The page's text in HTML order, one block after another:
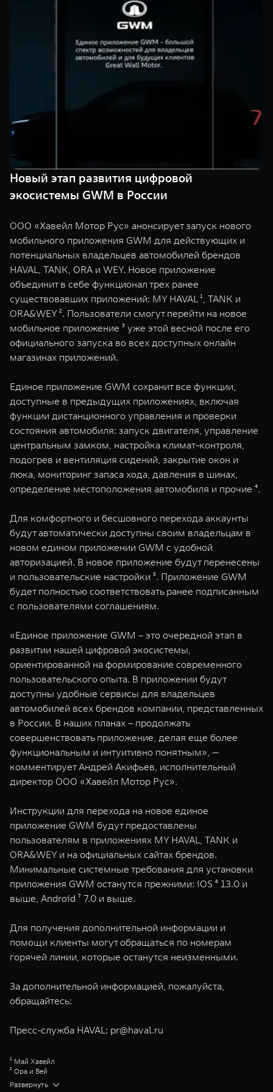
TANK 500
Веди за собой
от 6 499 000 ₽
TANK 700
WEY 07
Расширяя границы комфорта
от 6 149 000 ₽
Эстетика
от 5 699
WEY 80
Масштаб возможностей
от 6 449 000 ₽
WEY 80
Масштаб
от 8 099
Корпоративным клиентам
TANK ФИНАНСЫ
TANK Лизинг
TANK Страхование
Специальные предложения
Моторные масла
Цифровые сервисы TANK
Подписки
Новый этап развития цифровой
экосистемы GWM в России
ООО «Хавейл Мотор Рус» анонсирует запуск нового
мобильного приложения GWM для действующих и
потенциальных владельцев автомобилей брендов
HAVAL, TANK, ORA и WEY. Новое приложение
объединит в себе функционал трех ранее
существовавших приложений: MY HAVAL ¹, TANK и
ORA&WEY ². Пользователи смогут перейти на новое
мобильное приложение ³ уже этой весной после его
официального запуска во всех доступных онлайн
магазинах приложений.
Единое приложение GWM сохранит все функции,
доступные в предыдущих приложениях, включая
функции дистанционного управления и проверки
состояния автомобиля: запуск двигателя, управление
центральным замком, настройка климат-контроля,
подогрев и вентиляция сидений, закрытие окон и
люка, мониторинг запаса хода, давления в шинах,
определение местоположения автомобиля и прочие ⁴.
Для комфортного и бесшовного перехода аккаунты
будут автоматически доступны своим владельцам в
новом едином приложении GWM с удобной
авторизацией. В новое приложение будут перенесены
и пользовательские настройки ⁵. Приложение GWM
будет полностью соответствовать ранее подписанным
с пользователями соглашениям.
«Единое приложение GWM – это очередной этап в
развитии нашей цифровой экосистемы,
ориентированной на формирование современного
пользовательского опыта. В приложении будут
доступны удобные сервисы для владельцев
автомобилей всех брендов компании, представленных
в России. В наших планах – продолжать
совершенствовать приложение, делая еще более
функциональным и интуитивно понятным», —
комментирует Андрей Акифьев, исполнительный
директор ООО «Хавейл Мотор Рус».
Инструкции для перехода на новое единое
приложение GWM будут предоставлены
пользователям в приложениях MY HAVAL, TANK и
ORA&WEY и на официальных сайтах брендов.
Минимальные системные требования для установки
приложения GWM останутся прежними: iOS ⁶ 13.0 и
выше, Android ⁷ 7.0 и выше.​
Для получения дополнительной информации и
помощи клиенты могут обращаться по номерам
горячей линии, которые останутся неизменными.
За дополнительной информацией, пожалуйста,
обращайтесь:
Пресс-служба HAVAL: pr@haval.ru
¹ Май Хавейл
² Ора и Вей
³ Приложения TANK и ORA&WEY перестанут работать после обновления,
Развернуть